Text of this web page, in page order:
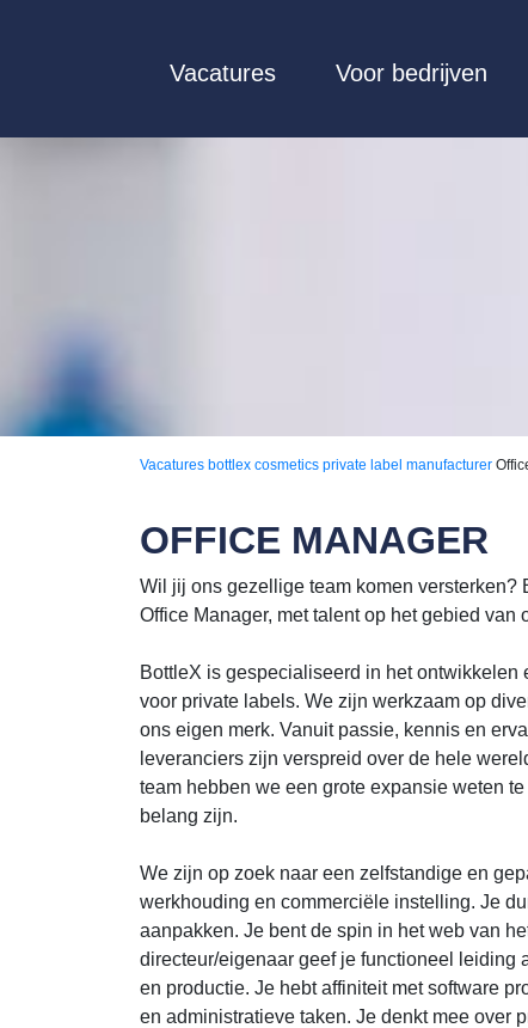
Vacatures Voor bedrijven
Vacatures bottlex cosmetics private label manufacturer
OFFICE MANAGER
Wil jij ons gezellige team komen
Office Manager, met talent op het gebied van
BottleX is gespecialiseerd in het
voor private labels. We zijn werkzaam op
ons eigen merk. Vanuit passie, kennis en
leveranciers zijn verspreid over de hele
team hebben we een grote expansie weten
belang zijn.
We zijn op zoek naar een zelfstandige en
werkhouding en commerciële instelling. Je
aanpakken. Je bent de spin in het web van
directeur/eigenaar geef je functioneel leiding
en productie. Je hebt affiniteit met software
en administratieve taken. Je denkt mee over